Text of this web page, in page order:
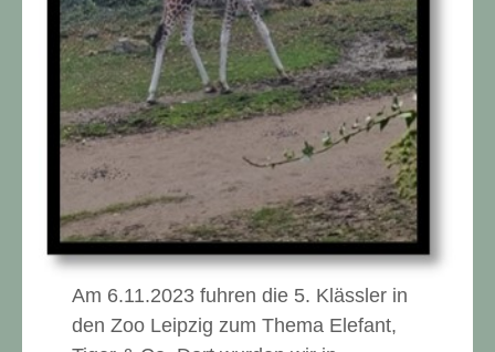
Am 6.11.2023 fuhren die 5. Klässler in
den Zoo Leipzig zum Thema Elefant,